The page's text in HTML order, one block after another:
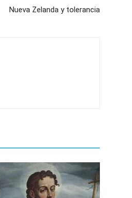
Nueva Zelanda y tolerancia